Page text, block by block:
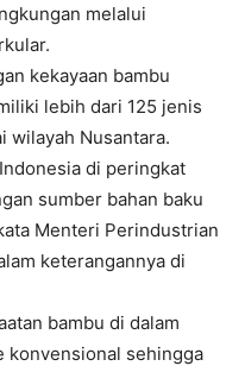
melalui
kekayaan bambu
lebih dari 125 jenis
wilayah Nusantara.
di peringkat
sumber bahan baku
Menteri Perindustrian
keterangannya di
bambu di dalam
konvensional sehingga